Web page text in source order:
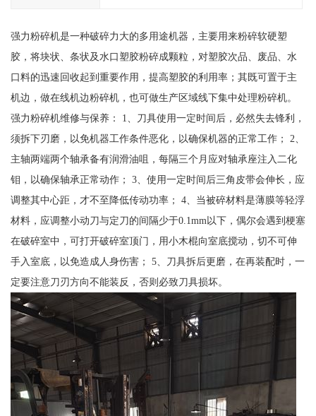
强力粉碎机是一种破碎力大的多用途机器，主要用来粉碎软硬塑
胶，将块状、条状及水口塑胶粉碎成颗粒，对塑胶次品、废品、水
口料的迅速回收起到重要作用，提高塑胶的利用率；其既可置于主
机边，做在线机边粉碎机，也可做生产区域线下集中处理粉碎机。
强力粉碎机维修与保养： 1、刀具使用一定时间后，必然失去锋利，
须拆下刃磨，以免机器工作条件恶化，以确保机器的正常工作； 2、
主轴两端两个轴承备有润滑油咀，每隔三个月应对轴承座注入二化
钼，以确保轴承正常动作； 3、使用一定时间后三角皮带会伸长，应
调整其中心距，才不至降低传动功率； 4、当被碎材料是薄膜等轻浮
材料，应调整小动刀与定刀的间隔少于0.1mm以下，偶尔会遇到梗塞
在破碎室中，可打开破碎室顶门，用小木棍向室底搅动，切不可伸
手入室底，以免造成人身伤害； 5、刀具拆后更磨，在再装配时，一
定要注意刀刃方向不能装反，否则必致刀具损坏。